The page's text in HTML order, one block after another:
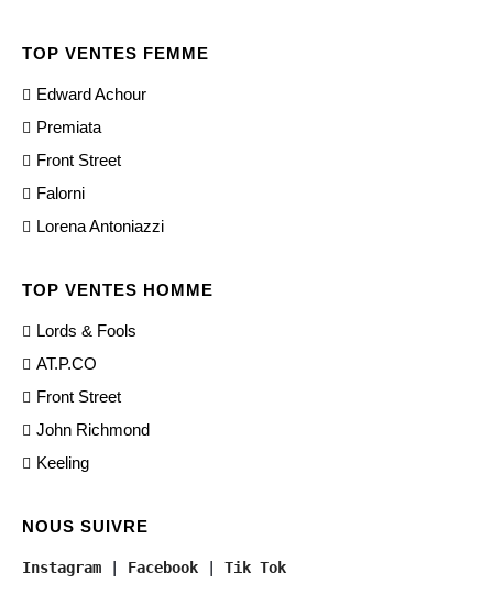
TOP VENTES FEMME
Edward Achour
Premiata
Front Street
Falorni
Lorena Antoniazzi
TOP VENTES HOMME
Lords & Fools
AT.P.CO
Front Street
John Richmond
Keeling
NOUS SUIVRE
Instagram Facebook Tik Tok